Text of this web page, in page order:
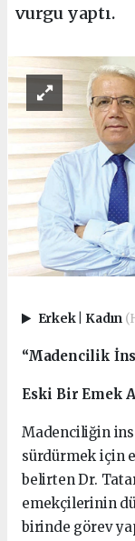
vurgu yaptı.
Erkek Kadın
“Madencilik
Eski Bir Emek
Madenciliğin
sürdürmek için
belirten Dr.
emekçilerinin
birinde görev